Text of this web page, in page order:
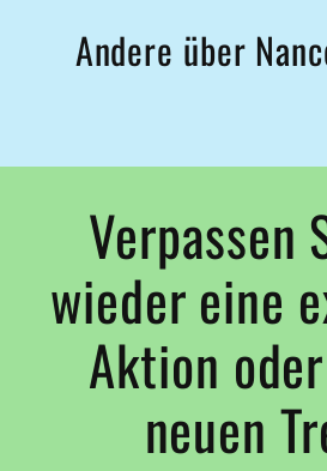
Andere über
Verpassen
wieder eine
Aktion
neuen